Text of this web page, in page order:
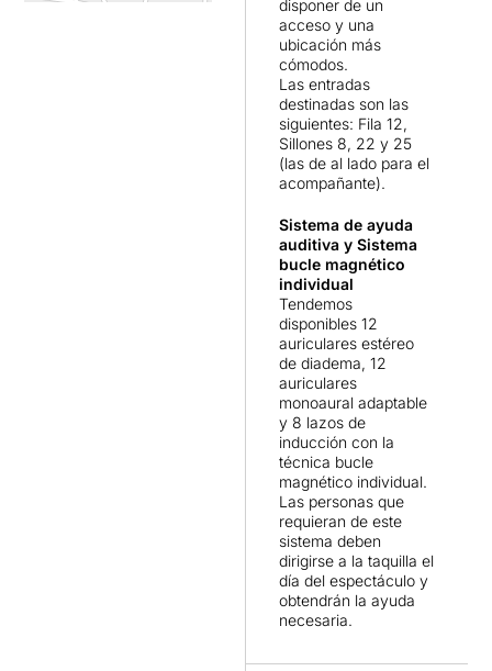
disponer de un
acceso y una
ubicación más
cómodos.
Las entradas
destinadas son las
siguientes: Fila 12,
Sillones 8, 22 y 25
(las de al lado para el
acompañante).
Sistema de ayuda
auditiva y Sistema
bucle magnético
individual
Tendemos
disponibles 12
auriculares estéreo
de diadema, 12
auriculares
monoaural adaptable
y 8 lazos de
inducción con la
técnica bucle
magnético individual.
Las personas que
requieran de este
sistema deben
dirigirse a la taquilla el
día del espectáculo y
obtendrán la ayuda
necesaria.